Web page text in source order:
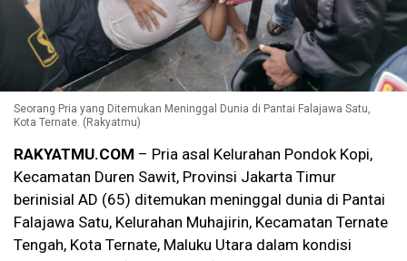
Seorang Pria yang Ditemukan Meninggal Dunia di Pantai Falajawa Satu,
Kota Ternate. (Rakyatmu)
RAKYATMU.COM – Pria asal Kelurahan Pondok Kopi,
Kecamatan Duren Sawit, Provinsi Jakarta Timur
berinisial AD (65) ditemukan meninggal dunia di Pantai
Falajawa Satu, Kelurahan Muhajirin, Kecamatan Ternate
Tengah, Kota Ternate, Maluku Utara dalam kondisi